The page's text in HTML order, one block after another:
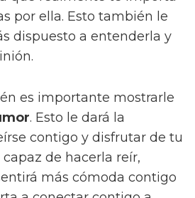
por ella. Esto también le
dispuesto a entenderla y
es importante mostrarle
. Esto le dará la
contigo y disfrutar de tu
de hacerla reír,
más cómoda contigo